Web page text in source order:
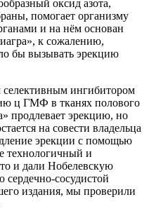
оксид азота,
помогает организму
и на нём основан
к сожалению,
бы вызывать эрекцию
ингибитором
ц ГМФ в тканях полового
продлевает эрекцию, но
на совести владельца
эрекции с помощью
технологичный и
и дали Нобелевскую
сердечно-сосудистой
издания, мы проверили